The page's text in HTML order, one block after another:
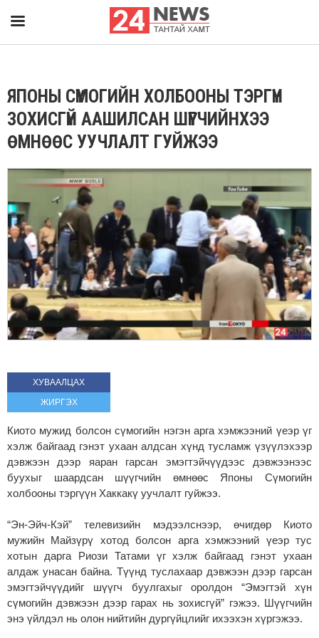
ЯПОНЫ СҮМОГИЙН ХОЛБООНЫ ТЭРГҮҮН
ЗОХИСГҮЙ ААШИЛСАН ШҮҮГЧИЙНХЭЭ
ӨМНӨӨС УУЧЛАЛТ ГУЙЖЭЭ
ХУВААЛЦАХ
ЖИРГЭХ
Киото мужид болсон сүмогийн нэгэн арга хэмжээний үеэр үг
хэлж байгаад гэнэт ухаан алдсан хүнд тусламж үзүүлэхээр
дэвжээн дээр яаран гарсан эмэгтэйчүүдээс дэвжээнээс
буухыг шаардсан шүүгчийн өмнөөс Японы Сүмогийн
холбооны тэргүүн Хаккакү уучлалт гуйжээ.
“Эн-Эйч-Кэй” телевизийн мэдээлснээр, өчигдөр Киото
мужийн Майзүрү хотод болсон арга хэмжээний үеэр тус
хотын дарга Риози Татами үг хэлж байгаад гэнэт ухаан
алдаж унасан байна. Түүнд туслахаар дэвжээн дээр гарсан
эмэгтэйчүүдийг шүүгч буулгахыг оролдон “Эмэгтэй хүн
сүмогийн дэвжээн дээр гарах нь зохисгүй” гэжээ. Шүүгчийн
энэ үйлдэл нь олон нийтийн дургүйцлийг ихээхэн хүргэжээ.